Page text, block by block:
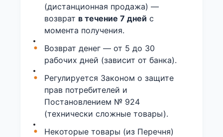
(дистанционная продажа) —
возврат в течение 7 дней с
момента получения.
Возврат денег — от 5 до 30
рабочих дней (зависит от банка).
Регулируется Законом о защите
прав потребителей и
Постановлением № 924
(технически сложные товары).
Некоторые товары (из Перечня)